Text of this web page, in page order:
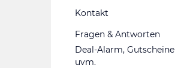
Kontakt
Fragen & Antworten
Deal-Alarm, Gutscheine
uvm.